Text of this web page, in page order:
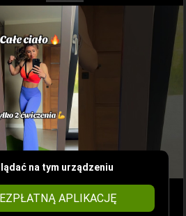
na tym urządzeniu
APLIKACJĘ